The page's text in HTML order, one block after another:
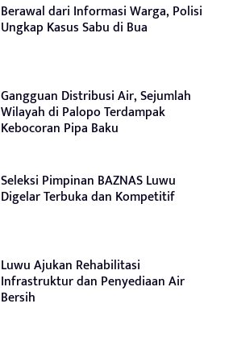
Berawal dari Informasi Warga, Polisi
Ungkap Kasus Sabu di Bua
Gangguan Distribusi Air, Sejumlah
Wilayah di Palopo Terdampak
Kebocoran Pipa Baku
Seleksi Pimpinan BAZNAS Luwu
Digelar Terbuka dan Kompetitif
Luwu Ajukan Rehabilitasi
Infrastruktur dan Penyediaan Air
Bersih